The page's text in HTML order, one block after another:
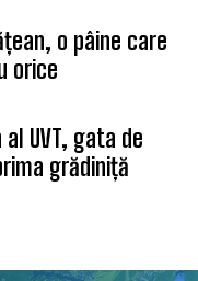
o pâine care
orice
UVT, gata de
grădiniță